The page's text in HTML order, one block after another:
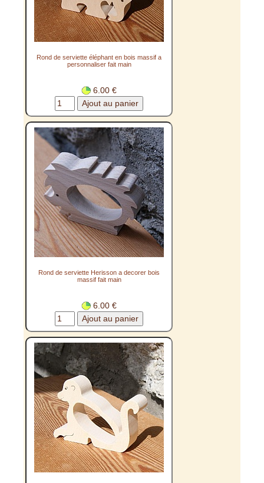
Rond de serviette éléphant en bois massif a
personnaliser fait main
6.00 €
Rond de serviette Herisson a decorer bois
massif fait main
6.00 €